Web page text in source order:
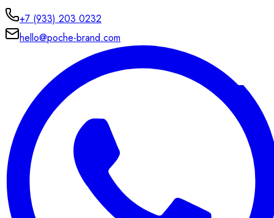
+7 (933) 203 0232
hello@poche-brand.com